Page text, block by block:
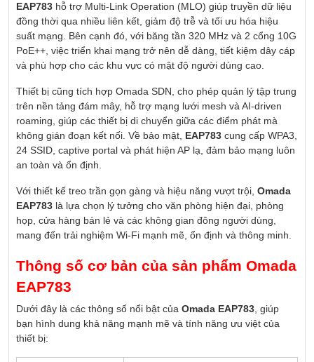
EAP783 hỗ trợ Multi-Link Operation (MLO) giúp truyền dữ liệu
đồng thời qua nhiều liên kết, giảm độ trễ và tối ưu hóa hiệu
suất mạng. Bên cạnh đó, với băng tần 320 MHz và 2 cổng 10G
PoE++, việc triển khai mạng trở nên dễ dàng, tiết kiệm dây cáp
và phù hợp cho các khu vực có mật độ người dùng cao.
Thiết bị cũng tích hợp Omada SDN, cho phép quản lý tập trung
trên nền tảng đám mây, hỗ trợ mạng lưới mesh và AI-driven
roaming, giúp các thiết bị di chuyển giữa các điểm phát mà
không gián đoạn kết nối. Về bảo mật, EAP783 cung cấp WPA3,
24 SSID, captive portal và phát hiện AP lạ, đảm bảo mạng luôn
an toàn và ổn định.
Với thiết kế treo trần gọn gàng và hiệu năng vượt trội, Omada
EAP783 là lựa chọn lý tưởng cho văn phòng hiện đại, phòng
họp, cửa hàng bán lẻ và các không gian đông người dùng,
mang đến trải nghiệm Wi-Fi mạnh mẽ, ổn định và thông minh.
Thông số cơ bản của sản phẩm Omada
EAP783
Dưới đây là các thông số nổi bật của Omada EAP783, giúp
bạn hình dung khả năng mạnh mẽ và tính năng ưu việt của
thiết bị: